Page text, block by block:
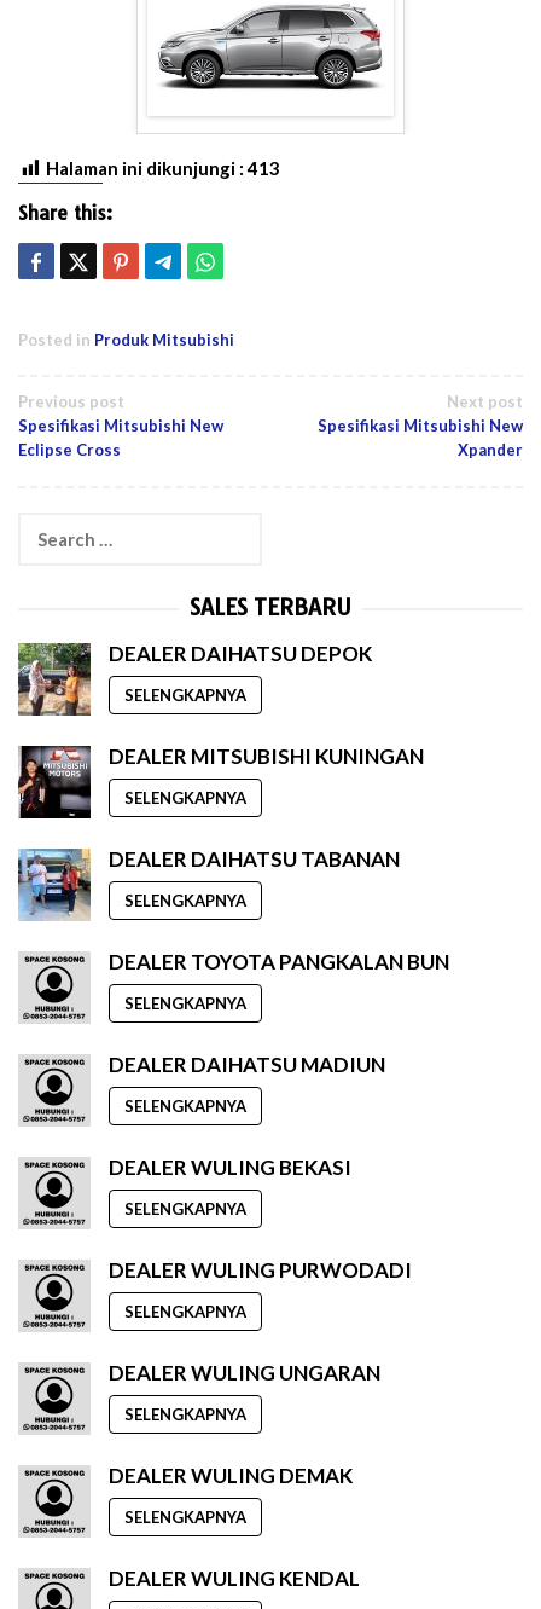
Halaman ini dikunjungi : 413
Share this:
Posted in Produk Mitsubishi
Post
navigation
Previous post
Spesifikasi Mitsubishi New
Eclipse Cross
Next post
Spesifikasi Mitsubishi New
Xpander
SALES TERBARU
DEALER DAIHATSU DEPOK
SELENGKAPNYA
DEALER MITSUBISHI KUNINGAN
SELENGKAPNYA
DEALER DAIHATSU TABANAN
SELENGKAPNYA
DEALER TOYOTA PANGKALAN BUN
SELENGKAPNYA
DEALER DAIHATSU MADIUN
SELENGKAPNYA
DEALER WULING BEKASI
SELENGKAPNYA
DEALER WULING PURWODADI
SELENGKAPNYA
DEALER WULING UNGARAN
SELENGKAPNYA
DEALER WULING DEMAK
SELENGKAPNYA
DEALER WULING KENDAL